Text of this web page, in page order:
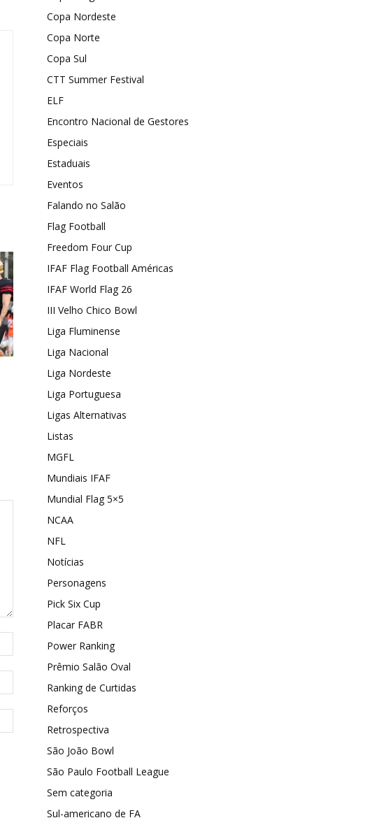
Copa Nordeste
Copa Norte
Copa Sul
CTT Summer Festival
ELF
Encontro Nacional de Gestores
Especiais
Estaduais
Eventos
Falando no Salão
Flag Football
Freedom Four Cup
IFAF Flag Football Américas
IFAF World Flag 26
III Velho Chico Bowl
Liga Fluminense
Liga Nacional
Liga Nordeste
Liga Portuguesa
Ligas Alternativas
Listas
MGFL
Mundiais IFAF
Mundial Flag 5×5
NCAA
NFL
Notícias
Personagens
Pick Six Cup
Placar FABR
Power Ranking
Prêmio Salão Oval
Ranking de Curtidas
Reforços
Retrospectiva
São João Bowl
São Paulo Football League
Sem categoria
Sul-americano de FA